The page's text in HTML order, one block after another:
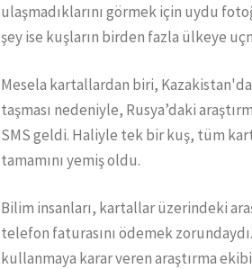
ulaşmadıklarını görmek için uydu
şey ise kuşların birden fazla ülkeye
Mesela kartallardan biri,
taşması nedeniyle, Rusya’daki
SMS geldi. Haliyle tek bir kuş, tüm
tamamını yemiş oldu.
Bilim insanları, kartallar üzerindeki
telefon faturasını ödemek
kullanmaya karar veren araştırma